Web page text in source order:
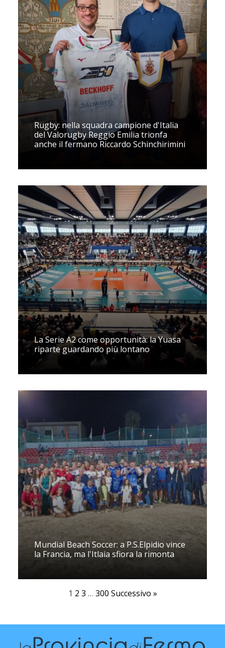
Rugby: nella squadra campione d'Italia
del Valorugby Reggio Emilia trionfa
anche il fermano Riccardo Schinchirimini
La Serie A2 come opportunità: la Yuasa
riparte guardando più lontano
Mundial Beach Soccer: a P.S.Elpidio vince
la Francia, ma l'Itlaia sfiora la rimonta
1 2 3 … 300 Successivo »